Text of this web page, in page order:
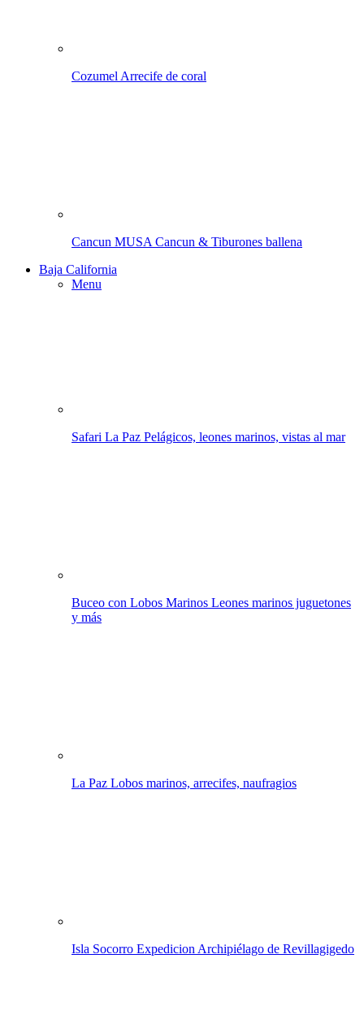
Cozumel Arrecife de coral
Cancun MUSA Cancun & Tiburones ballena
Baja California
Menu
Safari La Paz Pelágicos, leones marinos, vistas al mar
Buceo con Lobos Marinos Leones marinos juguetones
y más
La Paz Lobos marinos, arrecifes, naufragios
Isla Socorro Expedicion Archipiélago de Revillagigedo